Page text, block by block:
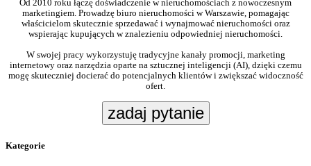
Od 2010 roku łączę doświadczenie w nieruchomościach z nowoczesnym
marketingiem. Prowadzę biuro nieruchomości w Warszawie, pomagając
właścicielom skutecznie sprzedawać i wynajmować nieruchomości oraz
wspierając kupujących w znalezieniu odpowiedniej nieruchomości.
W swojej pracy wykorzystuję tradycyjne kanały promocji, marketing
internetowy oraz narzędzia oparte na sztucznej inteligencji (AI), dzięki czemu
mogę skuteczniej docierać do potencjalnych klientów i zwiększać widoczność
ofert.
zadaj pytanie
Kategorie